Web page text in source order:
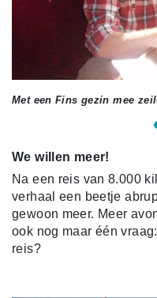
Met een Fins gezin mee
We willen meer!
Na een reis van 8.000
verhaal een beetje
gewoon meer. Meer
ook nog maar één
reis?